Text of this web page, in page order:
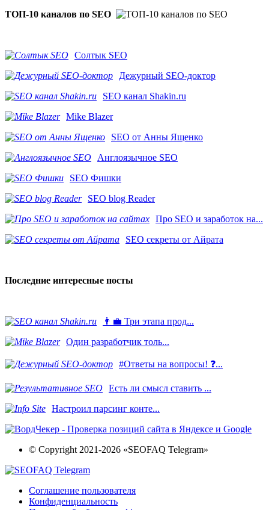
ТОП-10 каналов по SEO
Солтык SEO
Дежурный SEO-доктор
SEO канал Shakin.ru
Mike Blazer
SEO от Анны Ященко
Англоязычное SEO
SEO Фишки
SEO blog Reader
Про SEO и заработок на...
SEO секреты от Айрата
Последние интересные посты
👨‍💼 Три этапа прод...
​Один разработчик толь...
#Ответы на вопросы! ❓...
Есть ли смысл ставить ...
Настроил парсинг конте...
© Copyright 2021-2026 «SEOFAQ Telegram»
Соглашение пользователя
Конфиденциальность